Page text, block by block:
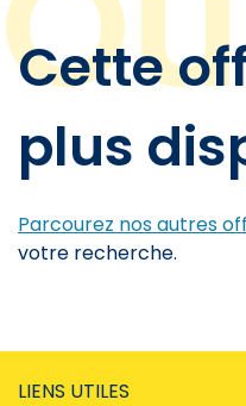
Cette
plus
Parcourez nos autres
votre recherche.
LIENS UTILES